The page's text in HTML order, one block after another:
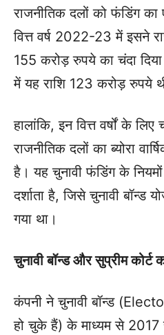
राजनीतिक दलों को फंडिंग का
वित्त वर्ष 2022-23 में इसने
155 करोड़ रुपये का चंदा
में यह राशि 123 करोड़ रुपये
हालांकि, इन वित्त वर्षों के लिए
राजनीतिक दलों का ब्योरा
है। यह चुनावी फंडिंग के
दर्शाता है, जिसे चुनावी बॉन्ड
गया था।
चुनावी बॉन्ड और सुप्रीम कोर्ट
कंपनी ने चुनावी बॉन्ड
हो चुके हैं) के माध्यम से 2017